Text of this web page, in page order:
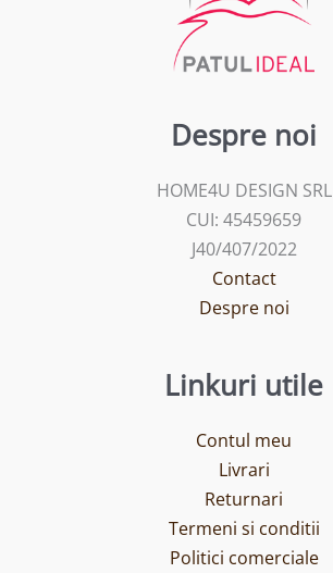
Despre noi
HOME4U DESIGN SRL
CUI: 45459659
J40/407/2022
Contact
Despre noi
Linkuri utile
Contul meu
Livrari
Returnari
Termeni si conditii
Politici comerciale